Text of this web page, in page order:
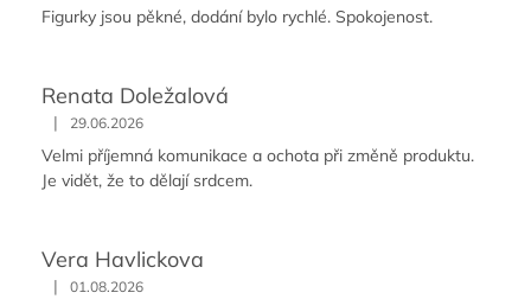
Figurky jsou pěkné, dodání bylo rychlé. Spokojenost.
Renata Doležalová
| 29.06.2026
Velmi příjemná komunikace a ochota při změně produktu.
Je vidět, že to dělají srdcem.
Vera Havlickova
| 01.08.2026